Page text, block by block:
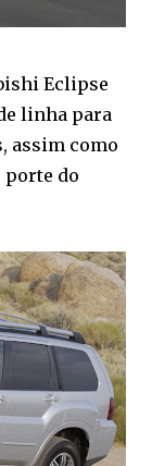
Eclipse
linha para
assim como
do